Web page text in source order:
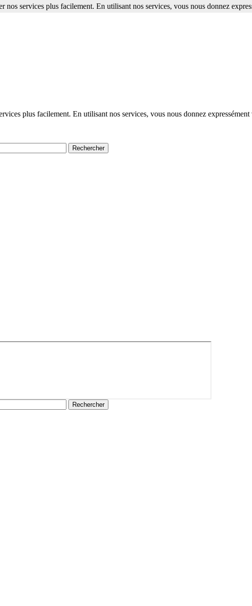
plus facilement. En utilisant nos services, vous nous donnez
nos services plus facilement. En utilisant nos services, vous nous donnez